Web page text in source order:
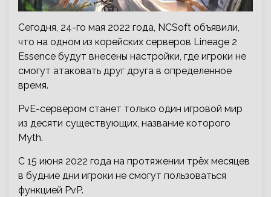
Сегодня, 24-го мая 2022 года, NCSoft объявили,
что на одном из корейских серверов Lineage 2
Essence будут внесены настройки, где игроки не
смогут атаковать друг друга в определенное
время.
PvE-сервером станет только один игровой мир
из десяти существующих, название которого
Myth.
С 15 июня 2022 года на протяжении трёх месяцев
в будние дни игроки не смогут пользоваться
функцией PvP.